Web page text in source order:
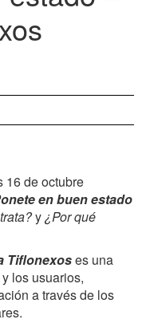
16 de octubre
en buen estado
y¿Por qué
Tiflonexoses una
los usuarios,
a través de los